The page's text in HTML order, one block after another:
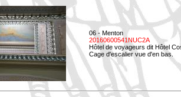
06 - Menton
20160600541NUC2A
Hôtel de voyageurs dit Hôtel
Cage d'escalier vue d'en bas.